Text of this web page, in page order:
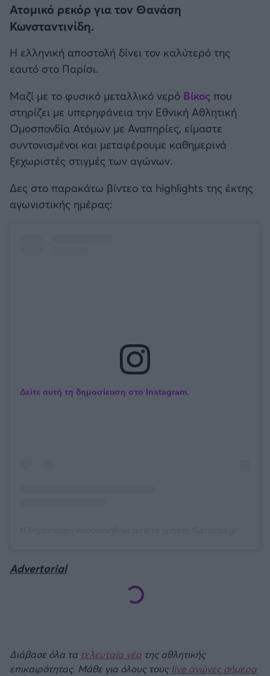
Δημήτρης Τσορμπατζόγλου
Άρης
Λεβαδειακός
Βόλος
Ατρόμητος Αθηνών
Αστέρας Τρίπολης
Άρσεναλ
Ίντερ
Συνεντεύξεις
Μεγάλη μου Αγάπη
Ατομικό ρεκόρ για τον Θανάση
Κωνσταντινίδη.
Η ελληνική αποστολή δίνει τον καλύτερό της
εαυτό στο Παρίσι.
Μαζί με το φυσικό μεταλλικό νερό Βίκος που
στηρίζει με υπερηφάνεια την Εθνική Αθλητική
Ομοσπονδία Ατόμων με Αναπηρίες, είμαστε
συντονισμένοι και μεταφέρουμε καθημερινά
ξεχωριστές στιγμές των αγώνων.
Δες στο παρακάτω βίντεο τα highlights της έκτης
αγωνιστικής ημέρας:
Δείτε αυτή τη δημοσίευση στο Instagram.
Advertorial
Διάβασε όλα τα τελευταία νέα της αθλητικής
επικαιρότητας. Μάθε για όλους τους live αγώνες σήμερα